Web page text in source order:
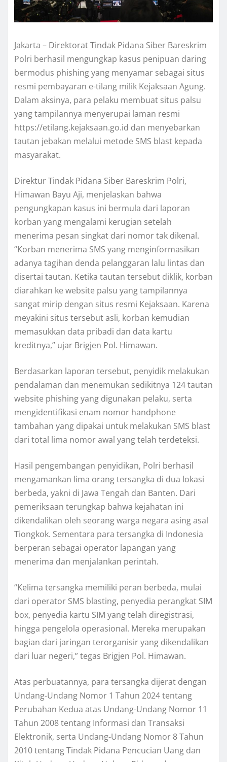
Jakarta – Direktorat Tindak Pidana Siber Bareskrim
Polri berhasil mengungkap kasus penipuan daring
bermodus phishing yang menyamar sebagai situs
resmi pembayaran e-tilang milik Kejaksaan Agung.
Dalam aksinya, para pelaku membuat situs palsu
yang tampilannya menyerupai laman resmi
https://etilang.kejaksaan.go.id dan menyebarkan
tautan jebakan melalui metode SMS blast kepada
masyarakat.
Direktur Tindak Pidana Siber Bareskrim Polri,
Himawan Bayu Aji, menjelaskan bahwa
pengungkapan kasus ini bermula dari laporan
korban yang mengalami kerugian setelah
menerima pesan singkat dari nomor tak dikenal.
“Korban menerima SMS yang menginformasikan
adanya tagihan denda pelanggaran lalu lintas dan
disertai tautan. Ketika tautan tersebut diklik, korban
diarahkan ke website palsu yang tampilannya
sangat mirip dengan situs resmi Kejaksaan. Karena
meyakini situs tersebut asli, korban kemudian
memasukkan data pribadi dan data kartu
kreditnya,” ujar Brigjen Pol. Himawan.
Berdasarkan laporan tersebut, penyidik melakukan
pendalaman dan menemukan sedikitnya 124 tautan
website phishing yang digunakan pelaku, serta
mengidentifikasi enam nomor handphone
tambahan yang dipakai untuk melakukan SMS blast
dari total lima nomor awal yang telah terdeteksi.
Hasil pengembangan penyidikan, Polri berhasil
mengamankan lima orang tersangka di dua lokasi
berbeda, yakni di Jawa Tengah dan Banten. Dari
pemeriksaan terungkap bahwa kejahatan ini
dikendalikan oleh seorang warga negara asing asal
Tiongkok. Sementara para tersangka di Indonesia
berperan sebagai operator lapangan yang
menerima dan menjalankan perintah.
“Kelima tersangka memiliki peran berbeda, mulai
dari operator SMS blasting, penyedia perangkat SIM
box, penyedia kartu SIM yang telah diregistrasi,
hingga pengelola operasional. Mereka merupakan
bagian dari jaringan terorganisir yang dikendalikan
dari luar negeri,” tegas Brigjen Pol. Himawan.
Atas perbuatannya, para tersangka dijerat dengan
Undang-Undang Nomor 1 Tahun 2024 tentang
Perubahan Kedua atas Undang-Undang Nomor 11
Tahun 2008 tentang Informasi dan Transaksi
Elektronik, serta Undang-Undang Nomor 8 Tahun
2010 tentang Tindak Pidana Pencucian Uang dan